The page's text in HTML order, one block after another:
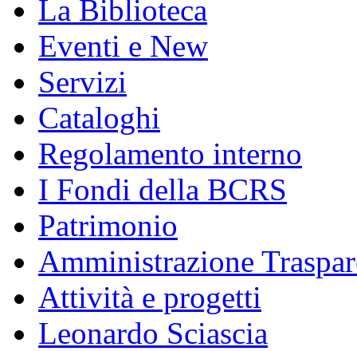
La Biblioteca
Eventi e New
Servizi
Cataloghi
Regolamento interno
I Fondi della BCRS
Patrimonio
Amministrazione
Attività e progetti
Leonardo Sciascia